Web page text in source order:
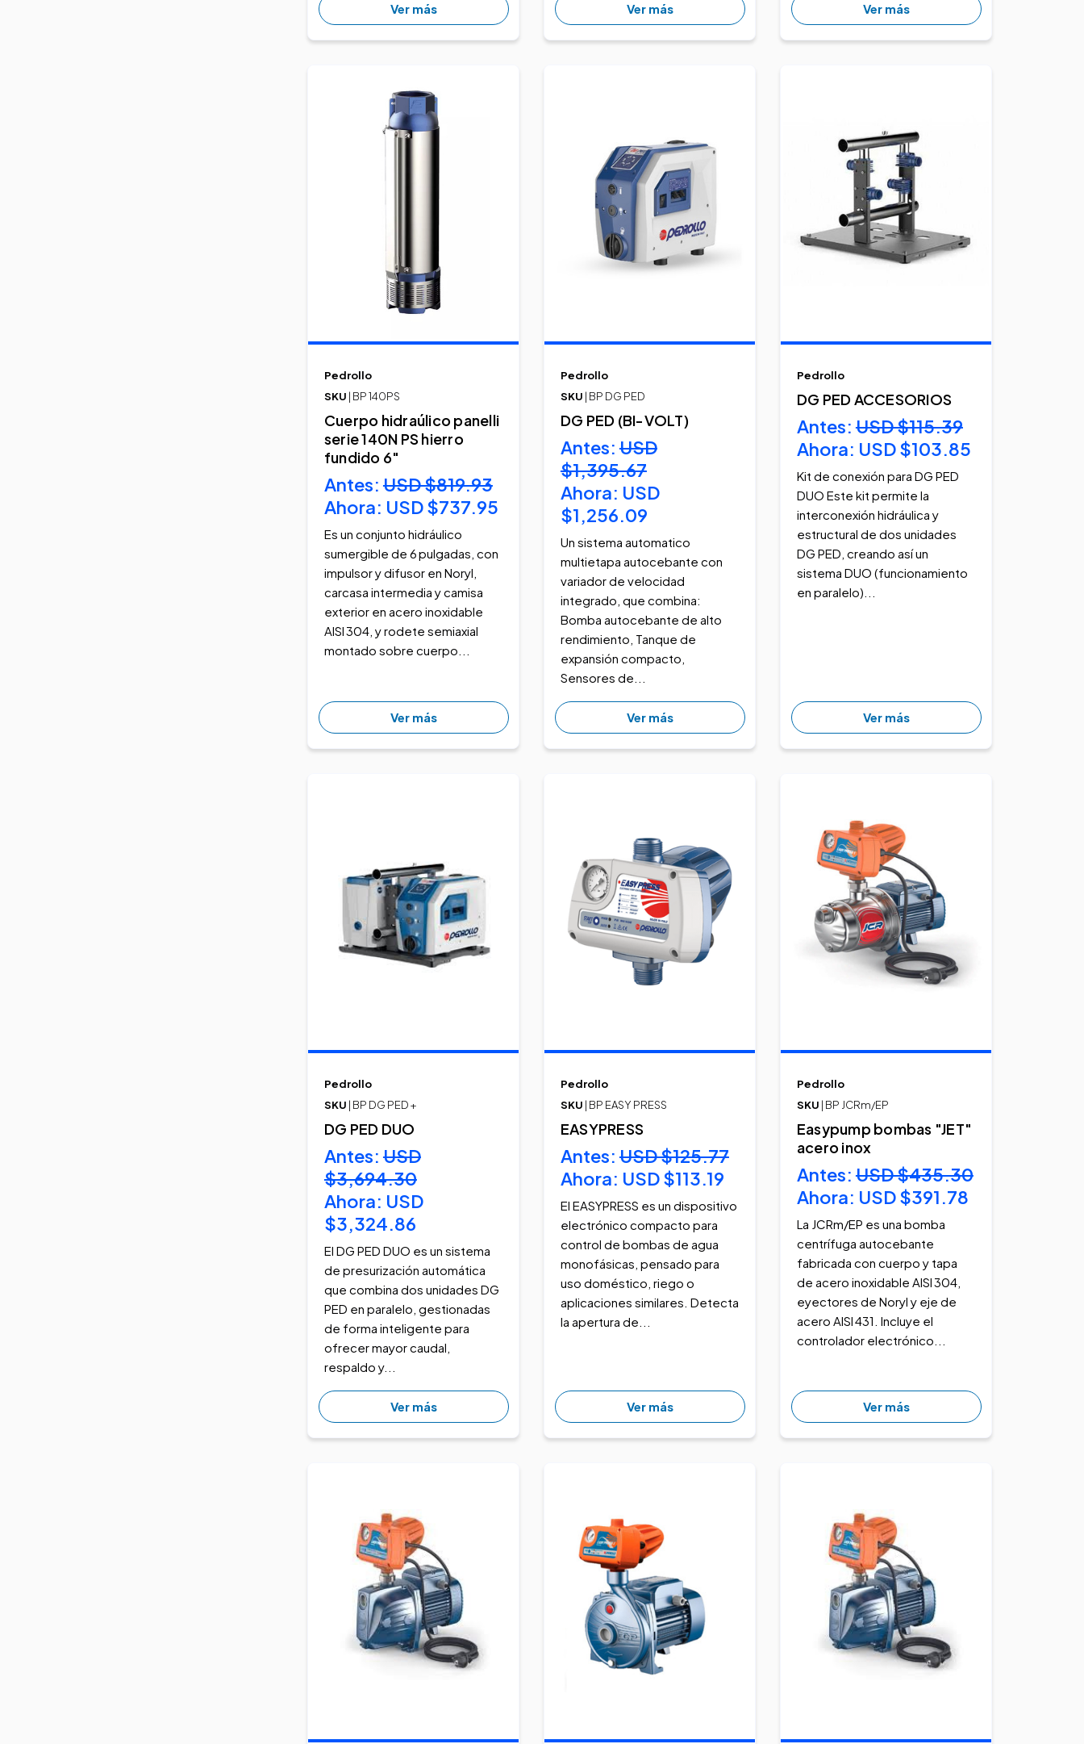
Ver más Ver más Ver más
Pedrollo
SKU | BP 140PS
Cuerpo hidraúlico panelli
serie 140N PS hierro
fundido 6"
Antes: USD $819.93
Ahora: USD $737.95
Es un conjunto hidráulico
sumergible de 6 pulgadas, con
impulsor y difusor en Noryl,
carcasa intermedia y camisa
exterior en acero inoxidable
AISI 304, y rodete semiaxial
montado sobre cuerpo...
Ver más
Pedrollo
SKU | BP DG PED
DG PED (BI-VOLT)
Antes: USD
$1,395.67
Ahora: USD
$1,256.09
Un sistema automatico
multietapa autocebante con
variador de velocidad
integrado, que combina:
Bomba autocebante de alto
rendimiento, Tanque de
expansión compacto,
Sensores de...
Ver más
Pedrollo
DG PED ACCESORIOS
Antes: USD $115.39
Ahora: USD $103.85
Kit de conexión para DG PED
DUO Este kit permite la
interconexión hidráulica y
estructural de dos unidades
DG PED, creando así un
sistema DUO (funcionamiento
en paralelo)...
Ver más
Pedrollo
SKU | BP DG PED +
DG PED DUO
Antes: USD
$3,694.30
Ahora: USD
$3,324.86
El DG PED DUO es un sistema
de presurización automática
que combina dos unidades DG
PED en paralelo, gestionadas
de forma inteligente para
ofrecer mayor caudal,
respaldo y...
Ver más
Pedrollo
SKU | BP EASY PRESS
EASYPRESS
Antes: USD $125.77
Ahora: USD $113.19
El EASYPRESS es un dispositivo
electrónico compacto para
control de bombas de agua
monofásicas, pensado para
uso doméstico, riego o
aplicaciones similares. Detecta
la apertura de...
Ver más
Pedrollo
SKU | BP JCRm/EP
Easypump bombas "JET"
acero inox
Antes: USD $435.30
Ahora: USD $391.78
La JCRm/EP es una bomba
centrífuga autocebante
fabricada con cuerpo y tapa
de acero inoxidable AISI 304,
eyectores de Noryl y eje de
acero AISI 431. Incluye el
controlador electrónico...
Ver más